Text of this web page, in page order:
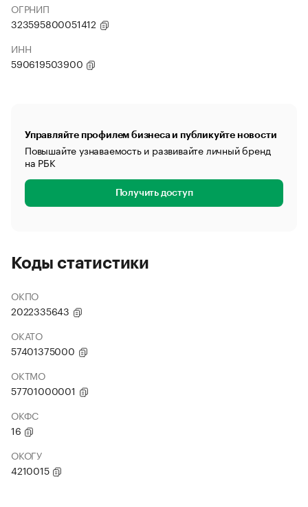
ОГРНИП
323595800051412
ИНН
590619503900
Управляйте профилем бизнеса и публикуйте новости
Повышайте узнаваемость и развивайте личный бренд
на РБК
Получить доступ
Коды статистики
ОКПО
2022335643
ОКАТО
57401375000
ОКТМО
57701000001
ОКФС
16
ОКОГУ
4210015